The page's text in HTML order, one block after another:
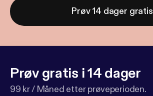
Prøv 14 dager gratis
Prøv gratis i 14 dager
99 kr / Måned etter prøveperioden.